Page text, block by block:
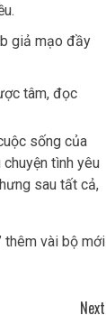
giả mạo đầy
tâm, đọc
sống của
tình yêu
sau tất cả,
thêm vài bộ mới
Next